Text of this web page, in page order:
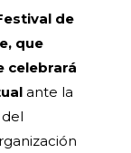
de
que
celebrará
ante la